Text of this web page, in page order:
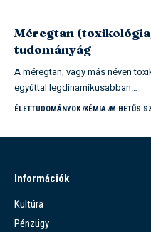
Méregtan
tudományág
A méregtan, vagy más néven
egyúttal legdinamikusabban…
ÉLETTUDOMÁNYOK KÉMIA M BETŰS
Információk
Kultúra
Pénzügy